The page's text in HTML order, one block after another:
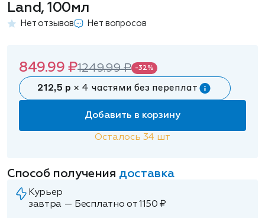
Land, 100мл
Нет отзывов Нет вопросов
849.99 ₽1249.99 ₽ -32%
212,5 р × 4 частями без переплат
Добавить в корзину
Осталось 34 шт
Способ получения доставка
Курьер
завтра — Бесплатно от 1150 ₽